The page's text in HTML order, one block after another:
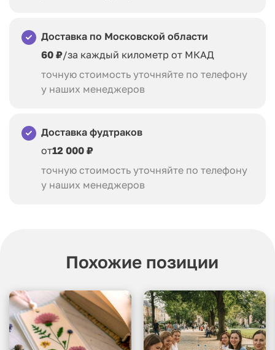
Доставка по Московской области
60 ₽/за каждый километр от МКАД
точную стоимость уточняйте по телефону
у наших менеджеров
Доставка фудтраков
от12 000 ₽
точную стоимость уточняйте по телефону
у наших менеджеров
Похожие позиции